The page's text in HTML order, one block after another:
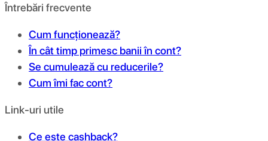
Întrebări frecvente
Cum funcționează?
În cât timp primesc banii în cont?
Se cumulează cu reducerile?
Cum îmi fac cont?
Link-uri utile
Ce este cashback?